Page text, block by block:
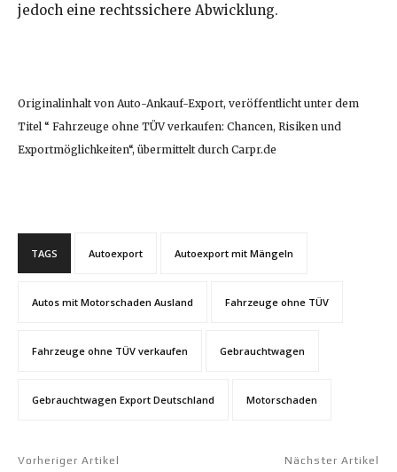
jedoch eine rechtssichere Abwicklung.
Originalinhalt von Auto-Ankauf-Export, veröffentlicht unter dem
Titel “ Fahrzeuge ohne TÜV verkaufen: Chancen, Risiken und
Exportmöglichkeiten“, übermittelt durch Carpr.de
TAGS Autoexport Autoexport mit Mängeln
Autos mit Motorschaden Ausland Fahrzeuge ohne TÜV
Fahrzeuge ohne TÜV verkaufen Gebrauchtwagen
Gebrauchtwagen Export Deutschland Motorschaden
Vorheriger Artikel Nächster Artikel